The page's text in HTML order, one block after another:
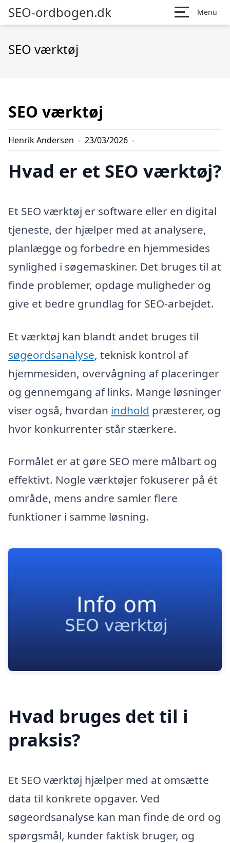
SEO-ordbogen.dk Menu
SEO værktøj
SEO værktøj
Henrik Andersen - 23/03/2026 -
Hvad er et SEO værktøj?
Et SEO værktøj er software eller en digital
tjeneste, der hjælper med at analysere,
planlægge og forbedre en hjemmesides
synlighed i søgemaskiner. Det bruges til at
finde problemer, opdage muligheder og
give et bedre grundlag for SEO-arbejdet.
Et værktøj kan blandt andet bruges til
søgeordsanalyse, teknisk kontrol af
hjemmesiden, overvågning af placeringer
og gennemgang af links. Mange løsninger
viser også, hvordan indhold præsterer, og
hvor konkurrenter står stærkere.
Formålet er at gøre SEO mere målbart og
effektivt. Nogle værktøjer fokuserer på ét
område, mens andre samler flere
funktioner i samme løsning.
Hvad bruges det til i
praksis?
Et SEO værktøj hjælper med at omsætte
data til konkrete opgaver. Ved
søgeordsanalyse kan man finde de ord og
spørgsmål, kunder faktisk bruger, og